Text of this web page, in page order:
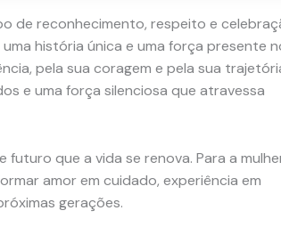
de reconhecimento, respeito e
história única e uma força presente
pela sua coragem e pela sua
e uma força silenciosa que atravessa
que a vida se renova. Para a
amor em cuidado, experiência em
gerações.